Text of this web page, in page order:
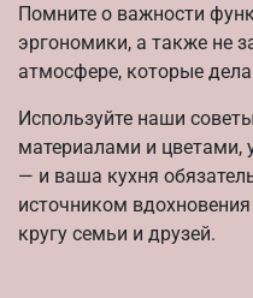
Помните о важности
эргономики, а также не
атмосфере, которые
Используйте наши
материалами и цветами,
— и ваша кухня
источником
кругу семьи и друзей.